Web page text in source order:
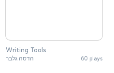
Writing Tools
הדסה גלבר 60 plays